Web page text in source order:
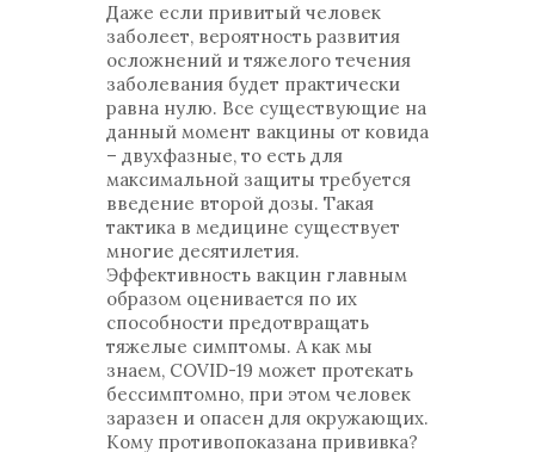
Даже если привитый человек
заболеет, вероятность развития
осложнений и тяжелого течения
заболевания будет практически
равна нулю. Все существующие на
данный момент вакцины от ковида
– двухфазные, то есть для
максимальной защиты требуется
введение второй дозы. Такая
тактика в медицине существует
многие десятилетия.
Эффективность вакцин главным
образом оценивается по их
способности предотвращать
тяжелые симптомы. А как мы
знаем, COVID-19 может протекать
бессимптомно, при этом человек
заразен и опасен для окружающих.
Кому противопоказана прививка?